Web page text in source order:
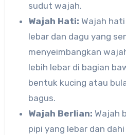
sudut wajah.
Wajah Hati: Wajah
lebar dan dagu yang
menyeimbangkan
lebih lebar di bagian
bentuk kucing atau
bagus.
Wajah Berlian: Wajah
pipi yang lebar dan